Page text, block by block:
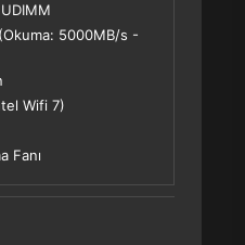
5000MB/s -
Wifi 7)
Fanı